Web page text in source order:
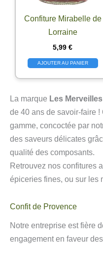
Confiture Mirabelle de
Lorraine
5,99 €
AJOUTER AU PANIER
La marque Les
de 40 ans de savoir-faire
gamme, concoctée par
des saveurs délicates
qualité des composants.
Retrouvez nos confitures
épiceries fines, ou sur les
Confit de Provence
Notre entreprise est fière
engagement en faveur